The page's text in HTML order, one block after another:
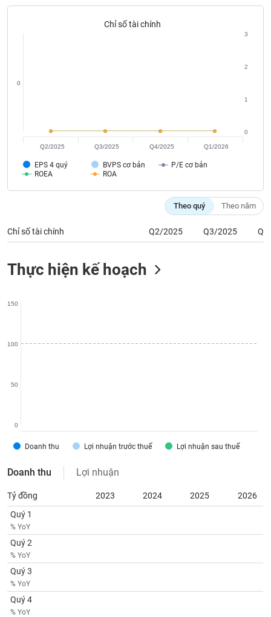
Chỉ số tài chính
EPS 4 quý BVPS cơ bản
P/E cơ bản
ROEA
ROA
0
0
1
2
3
Q2/2025 Q3/2025 Q4/2025 Q1/2026
Theo quý Theo năm
Chỉ số tài chính Q2/2025 Q3/2025
Thực hiện kế hoạch
Doanh thu Lợi nhuận trước thuế Lợi nhuận sau thuế
0
50
100
150
Doanh thu Lợi nhuận
Tỷ đồng 2023 2024 2025
2026
Quý 1
% YoY
Quý 2
% YoY
Quý 3
% YoY
Quý 4
% YoY
của
tích
Thuật
ngữ
Dịch
vụ
tạo
chính
Công
đầu
Truyền
thông
tài
chính